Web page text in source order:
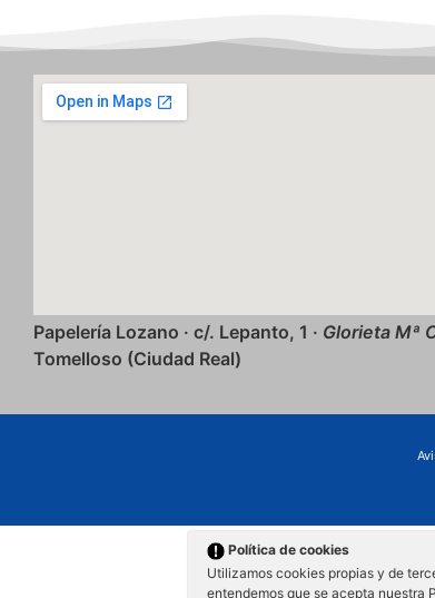
Papelería Lozano · c/. Lepanto, 1 · Glorieta Mª
Tomelloso (Ciudad Real)
Política de cookies
Utilizamos cookies propias y de
entendemos que se acepta nuestra